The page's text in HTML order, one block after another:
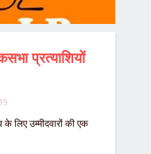
प्रत्याशियों
के लिए उम्मीदवारों की एक